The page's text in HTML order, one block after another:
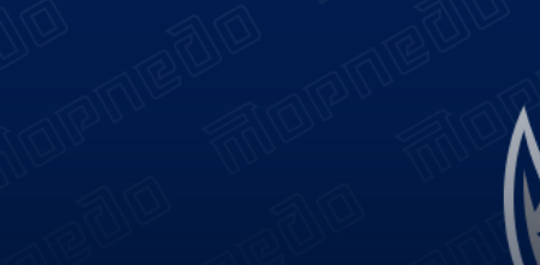
Текстовые
Фотобанк